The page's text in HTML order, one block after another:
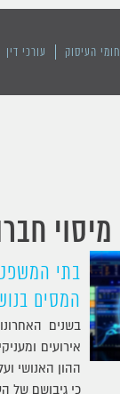
העיסוק עורכי דין
בתי
המסים
בשנים
אירועים
ההון האנושי
כי גיבושם של